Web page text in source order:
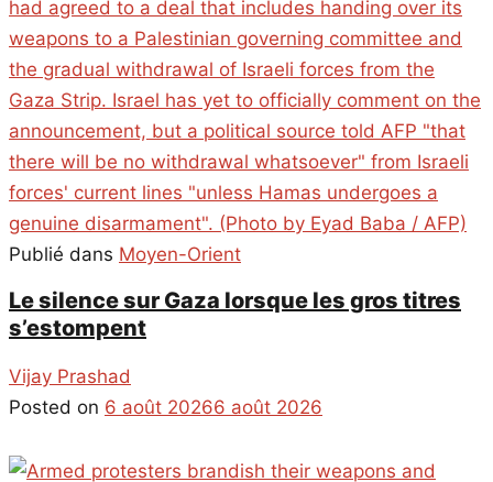
Publié dans Moyen-Orient
Le silence sur Gaza lorsque les gros titres
s’estompent
Vijay Prashad
Posted on 6 août 20266 août 2026